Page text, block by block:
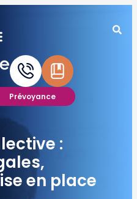
Prévoyance
:
en place